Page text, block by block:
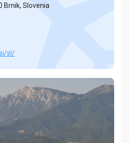
Brnik, Slovenia
sl/